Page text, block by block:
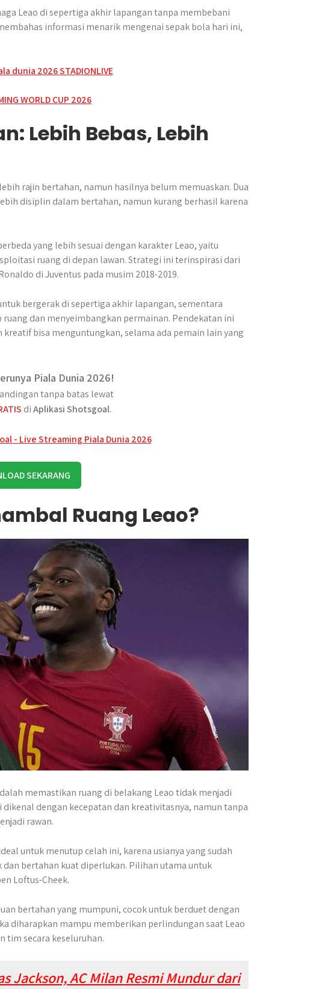
Leao di sepertiga akhir lapangan tanpa membebani
informasi menarik mengenai sepak bola hari ini,
Lebih Bebas, Lebih
rajin bertahan, namun hasilnya belum memuaskan. Dua
disiplin dalam bertahan, namun kurang berhasil karena
yang lebih sesuai dengan karakter Leao, yaitu
ruang di depan lawan. Strategi ini terinspirasi dari
di Juventus pada musim 2018-2019.
bergerak di sepertiga akhir lapangan, sementara
dan menyeimbangkan permainan. Pendekatan ini
bisa menguntungkan, selama ada pemain lain yang
Piala Dunia 2026!
tanpa batas lewat
diAplikasi Shotsgoal.
SEKARANG
Ruang Leao?
memastikan ruang di belakang Leao tidak menjadi
dengan kecepatan dan kreativitasnya, namun tanpa
rawan.
untuk menutup celah ini, karena usianya yang sudah
bertahan kuat diperlukan. Pilihan utama untuk
Loftus-Cheek.
bertahan yang mumpuni, cocok untuk berduet dengan
diharapkan mampu memberikan perlindungan saat Leao
tim secara keseluruhan.
Jackson, AC Milan Resmi Mundur dari